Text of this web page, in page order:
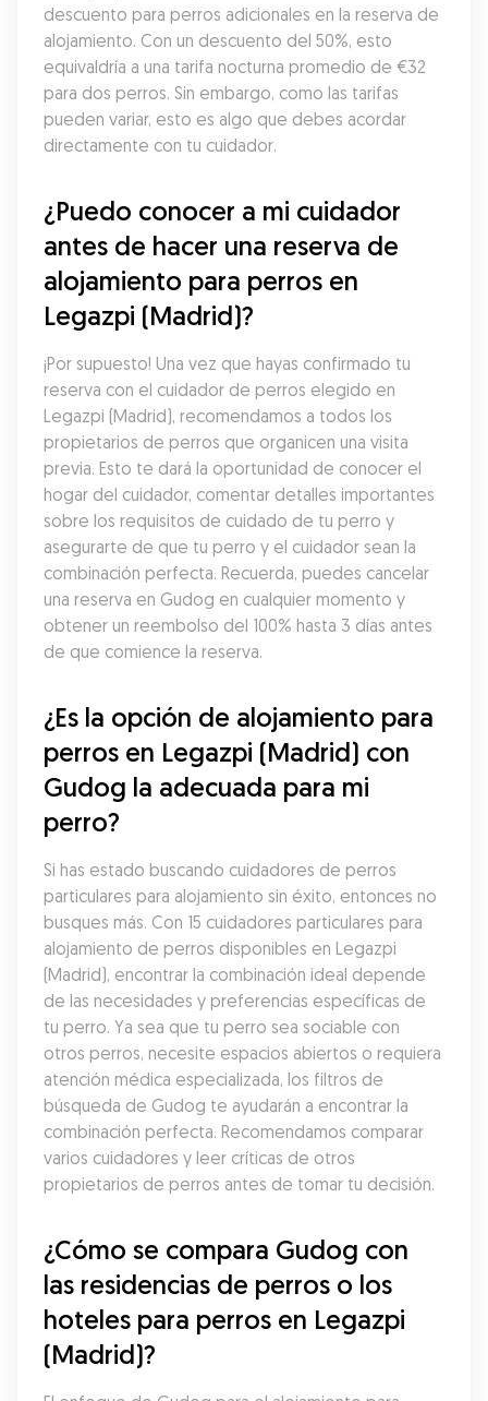
descuento para perros adicionales en la reserva de
alojamiento. Con un descuento del 50%, esto
equivaldría a una tarifa nocturna promedio de €32
para dos perros. Sin embargo, como las tarifas
pueden variar, esto es algo que debes acordar
directamente con tu cuidador.
¿Puedo conocer a mi cuidador
antes de hacer una reserva de
alojamiento para perros en
Legazpi (Madrid)?
¡Por supuesto! Una vez que hayas confirmado tu
reserva con el cuidador de perros elegido en
Legazpi (Madrid), recomendamos a todos los
propietarios de perros que organicen una visita
previa. Esto te dará la oportunidad de conocer el
hogar del cuidador, comentar detalles importantes
sobre los requisitos de cuidado de tu perro y
asegurarte de que tu perro y el cuidador sean la
combinación perfecta. Recuerda, puedes cancelar
una reserva en Gudog en cualquier momento y
obtener un reembolso del 100% hasta 3 días antes
de que comience la reserva.
¿Es la opción de alojamiento para
perros en Legazpi (Madrid) con
Gudog la adecuada para mi
perro?
Si has estado buscando cuidadores de perros
particulares para alojamiento sin éxito, entonces no
busques más. Con 15 cuidadores particulares para
alojamiento de perros disponibles en Legazpi
(Madrid), encontrar la combinación ideal depende
de las necesidades y preferencias específicas de
tu perro. Ya sea que tu perro sea sociable con
otros perros, necesite espacios abiertos o requiera
atención médica especializada, los filtros de
búsqueda de Gudog te ayudarán a encontrar la
combinación perfecta. Recomendamos comparar
varios cuidadores y leer críticas de otros
propietarios de perros antes de tomar tu decisión.
¿Cómo se compara Gudog con
las residencias de perros o los
hoteles para perros en Legazpi
(Madrid)?